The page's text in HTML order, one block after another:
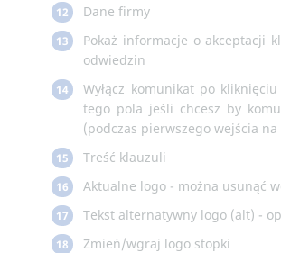
12 Dane firmy
13
Pokaż informacje o akceptacji
odwiedzin
14
Wyłącz komunikat po
tego pola jeśli chcesz by
(podczas pierwszego wejścia
15 Treść klauzuli
16 Aktualne logo - można usunąć
17 Tekst alternatywny logo (alt) -
18 Zmień/wgraj logo stopki